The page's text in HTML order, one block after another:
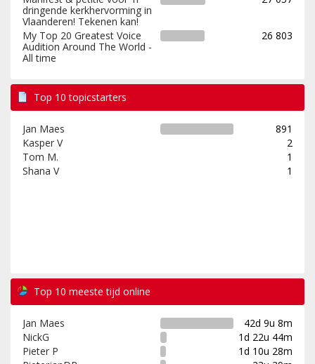
dringende kerkhervorming in
Vlaanderen! Tekenen kan!
My Top 20 Greatest Voice
Audition Around The World -
All time
26 803
Top 10 topicstarters
Jan Maes
891
Kasper V
2
Tom M.
1
Shana V
1
Top 10 meeste tijd online
Jan Maes
42d 9u 8m
NickG
1d 22u 44m
Pieter P
1d 10u 28m